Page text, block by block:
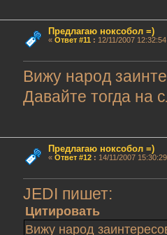
Предлагаю ноксобол =)
« Ответ #11 : 12/11/2007
Вижу народ
Давайте тогда на
Предлагаю ноксобол =)
« Ответ #12: 14/11/2007
JEDI пишет:
Цитировать
Вижу народ